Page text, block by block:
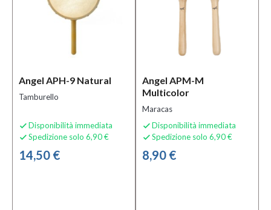
Angel APH-9 Natural
Tamburello
 Disponibilità immediata
 Spedizione solo 6,90 €
14,50 €
Angel APM-M
Multicolor
Maracas
 Disponibilità immediata
 Spedizione solo 6,90 €
8,90 €